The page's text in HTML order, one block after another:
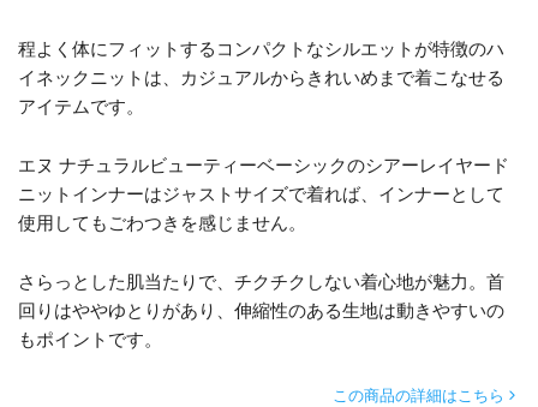
程よく体にフィットするコンパクトなシルエットが特徴のハ
イネックニットは、カジュアルからきれいめまで着こなせる
アイテムです。
エヌ ナチュラルビューティーベーシックのシアーレイヤード
ニットインナーはジャストサイズで着れば、インナーとして
使用してもごわつきを感じません。
さらっとした肌当たりで、チクチクしない着心地が魅力。首
回りはややゆとりがあり、伸縮性のある生地は動きやすいの
もポイントです。
この商品の詳細はこちら